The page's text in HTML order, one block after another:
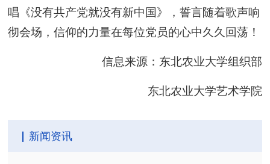
唱《没有共产党就没有新中国》，誓言随着歌声响
彻会场，信仰的力量在每位党员的心中久久回荡！
信息来源：东北农业大学组织部
东北农业大学艺术学院
新闻资讯